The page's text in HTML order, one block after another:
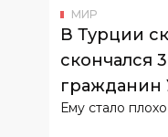
гражданин
Ему стало